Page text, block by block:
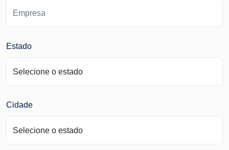
Estado
Cidade